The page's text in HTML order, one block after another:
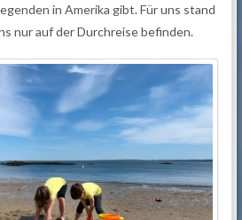
in Amerika gibt. Für uns stand
nur auf der Durchreise befinden.